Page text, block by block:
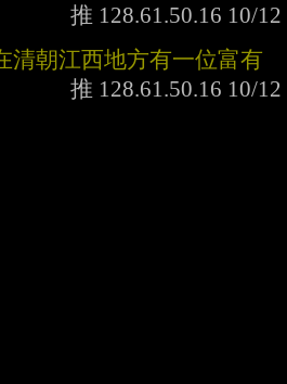
清朝江西地方有一位富有